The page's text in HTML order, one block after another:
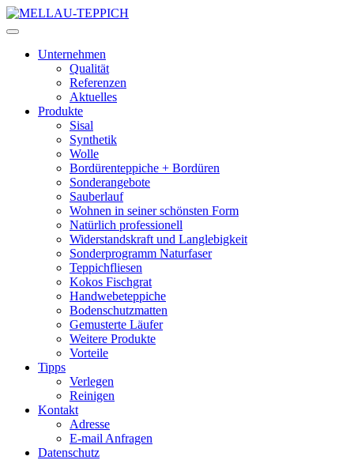
Unternehmen
Qualität
Referenzen
Aktuelles
Produkte
Sisal
Synthetik
Wolle
Bordürenteppiche + Bordüren
Sonderangebote
Sauberlauf
Wohnen in seiner schönsten Form
Natürlich professionell
Widerstandskraft und Langlebigkeit
Sonderprogramm Naturfaser
Teppichfliesen
Kokos Fischgrat
Handwebeteppiche
Bodenschutzmatten
Gemusterte Läufer
Weitere Produkte
Vorteile
Tipps
Verlegen
Reinigen
Kontakt
Adresse
E-mail Anfragen
Datenschutz